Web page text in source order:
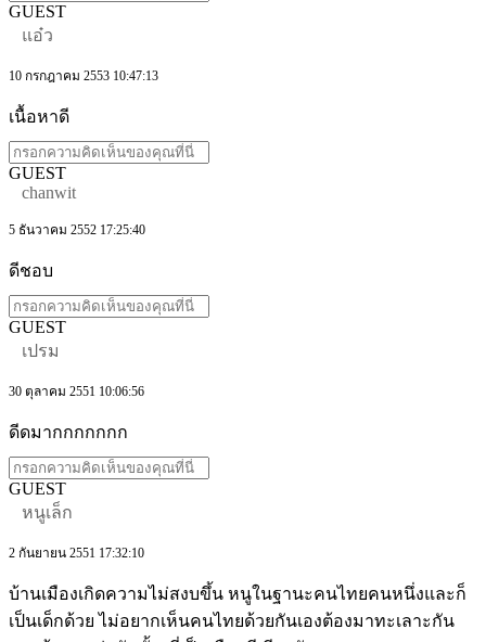
GUEST
แอ๋ว
10 กรกฎาคม 2553 10:47:13
เนื้อหาดี
GUEST
chanwit
5 ธันวาคม 2552 17:25:40
ดีชอบ
GUEST
เปรม
30 ตุลาคม 2551 10:06:56
ดีดมากกกกกกก
GUEST
หนูเล็ก
2 กันยายน 2551 17:32:10
บ้านเมืองเกิดความไม่สงบขึ้น หนูในฐานะคนไทยคนหนึ่งและก็
เป็นเด็กด้วย ไม่อยากเห็นคนไทยด้วยกันเองต้องมาทะเลาะกัน